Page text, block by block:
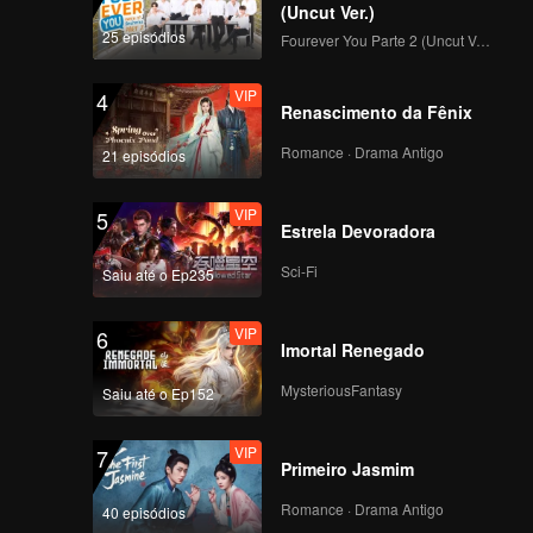
25 episódios
(Uncut Ver.)
Fourever You Parte 2 (Uncut Ver.)
4
21 episódios
VIP
Renascimento da Fênix
Romance · Drama Antigo
5
Saiu até o Ep235
VIP
Estrela Devoradora
Sci-Fi
6
Saiu até o Ep152
VIP
Imortal Renegado
MysteriousFantasy
7
40 episódios
VIP
Primeiro Jasmim
Romance · Drama Antigo